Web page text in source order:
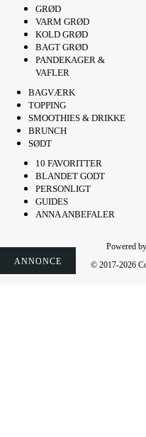
ANNONCE
ANNONCE
ANNONCE
ANNONCE
ANNONCE
ANNONCE
GRØD
VARM GRØD
KOLD GRØD
BAGT GRØD
PANDEKAGER &
VAFLER
BAGVÆRK
TOPPING
SMOOTHIES & DRIKKE
BRUNCH
SØDT
10 FAVORITTER
BLANDET GODT
PERSONLIGT
GUIDES
ANNA ANBEFALER
Powered by
© 2017-2026